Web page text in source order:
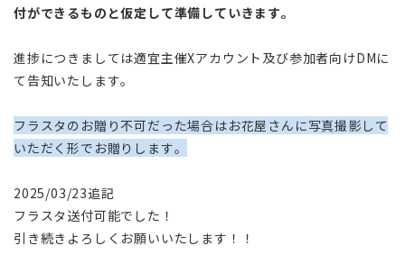
付ができるものと仮定して準備していきます。
進捗につきましては適宜主催Xアカウント及び参加者向けDMに
て告知いたします。
フラスタのお贈り不可だった場合はお花屋さんに写真撮影して
いただく形でお贈りします。
2025/03/23追記
フラスタ送付可能でした！
引き続きよろしくお願いいたします！！